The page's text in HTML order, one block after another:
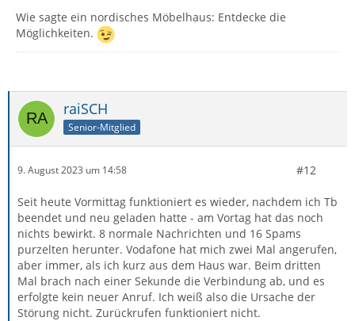
Wie sagte ein nordisches Möbelhaus: Entdecke die
Möglichkeiten.
raiSCH
Senior-Mitglied
9. August 2023 um 14:58 #12
Seit heute Vormittag funktioniert es wieder, nachdem ich Tb
beendet und neu geladen hatte - am Vortag hat das noch
nichts bewirkt. 8 normale Nachrichten und 16 Spams
purzelten herunter. Vodafone hat mich zwei Mal angerufen,
aber immer, als ich kurz aus dem Haus war. Beim dritten
Mal brach nach einer Sekunde die Verbindung ab, und es
erfolgte kein neuer Anruf. Ich weiß also die Ursache der
Störung nicht. Zurückrufen funktioniert nicht.